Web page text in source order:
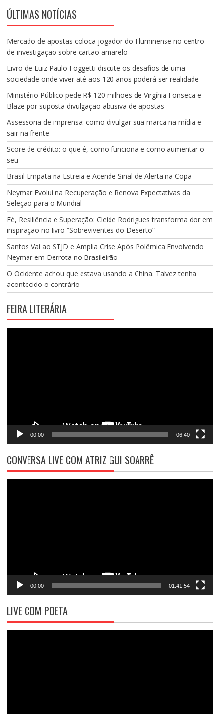
ÚLTIMAS NOTÍCIAS
Mercado de apostas coloca jogador do Fluminense no centro
de investigação sobre cartão amarelo
Livro de Luiz Paulo Foggetti discute os desafios de uma
sociedade onde viver até aos 120 anos poderá ser realidade
Ministério Público pede R$ 120 milhões de Virgínia Fonseca e
Blaze por suposta divulgação abusiva de apostas
Assessoria de imprensa: como divulgar sua marca na mídia e
sair na frente
Score de crédito: o que é, como funciona e como aumentar o
seu
Brasil Empata na Estreia e Acende Sinal de Alerta na Copa
Neymar Evolui na Recuperação e Renova Expectativas da
Seleção para o Mundial
Fé, Resiliência e Superação: Cleide Rodrigues transforma dor em
inspiração no livro “Sobreviventes do Deserto”
Santos Vai ao STJD e Amplia Crise Após Polêmica Envolvendo
Neymar em Derrota no Brasileirão
O Ocidente achou que estava usando a China. Talvez tenha
acontecido o contrário
FEIRA LITERÁRIA
00:00 06:40
CONVERSA LIVE COM ATRIZ GUI SOARRÊ
00:00 01:41:54
LIVE COM POETA